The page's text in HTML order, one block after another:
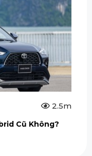
2.5m
Cũ Không?